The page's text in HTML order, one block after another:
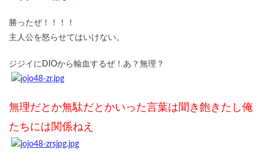
勝ったぜ！！！！
主人公を怒らせてはいけない。
ジジイにDIOから輸血するぜ！あ？無理？
無理だとか無駄だとかいった言葉は聞き飽きたし俺
たちには関係ねえ